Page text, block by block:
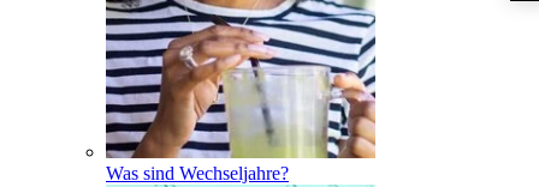
Was sind Wechseljahre?